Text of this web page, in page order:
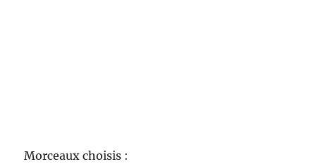
Morceaux choisis :